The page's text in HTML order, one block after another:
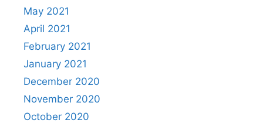
May 2021
April 2021
February 2021
January 2021
December 2020
November 2020
October 2020